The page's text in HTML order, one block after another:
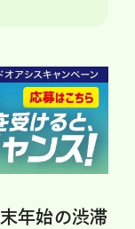
年始の渋滞